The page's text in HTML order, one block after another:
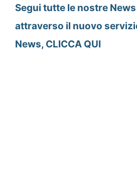
Segui tutte le nostre
attraverso il nuovo
News, CLICCA QUI